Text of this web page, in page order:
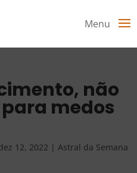
Menu
não
medos
12, 2022 |Astral da Semana